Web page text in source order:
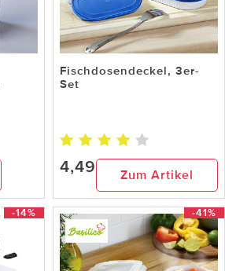
Fischdosendeckel, 3er-
Set
4,49 Zum Artikel
-14% -41%